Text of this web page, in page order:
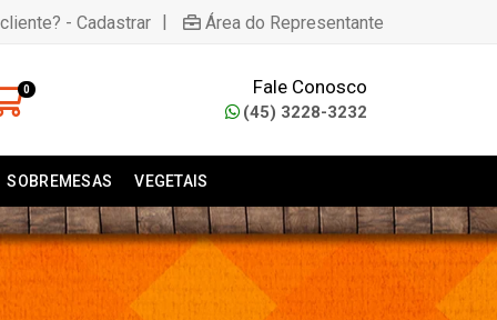
- Cadastrar | Área do Representante
0 Fale Conosco
(45) 3228-3232
SOBREMESAS VEGETAIS